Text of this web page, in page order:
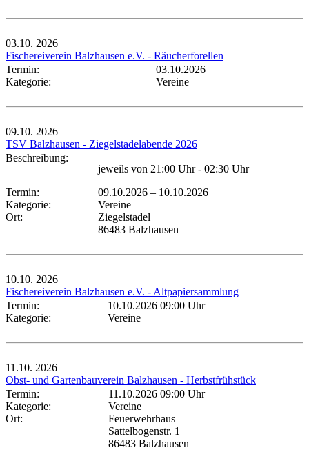
03.10. 2026
Fischereiverein Balzhausen e.V. - Räucherforellen
Termin:
03.10.2026
Kategorie:
Vereine
09.10. 2026
TSV Balzhausen - Ziegelstadelabende 2026
Beschreibung:
jeweils von 21:00 Uhr - 02:30 Uhr
Termin:
09.10.2026 – 10.10.2026
Kategorie:
Vereine
Ort:
Ziegelstadel
86483 Balzhausen
10.10. 2026
Fischereiverein Balzhausen e.V. - Altpapiersammlung
Termin:
10.10.2026 09:00 Uhr
Kategorie:
Vereine
11.10. 2026
Obst- und Gartenbauverein Balzhausen - Herbstfrühstück
Termin:
11.10.2026 09:00 Uhr
Kategorie:
Vereine
Ort:
Feuerwehrhaus
Sattelbogenstr. 1
86483 Balzhausen